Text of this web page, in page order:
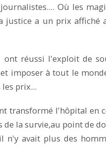
Où les
a un prix affiché
réussi l'exploit de
imposer à tout le
prix...
transformé l'hôpital en
la survie,au point de
avait plus des